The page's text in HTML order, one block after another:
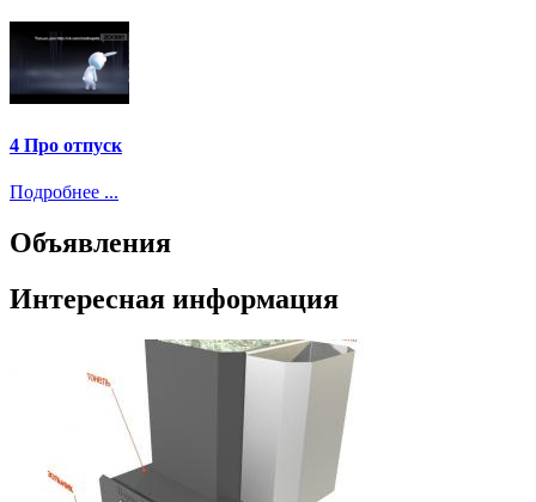
4 Про отпуск
Подробнее ...
Объявления
Интересная информация